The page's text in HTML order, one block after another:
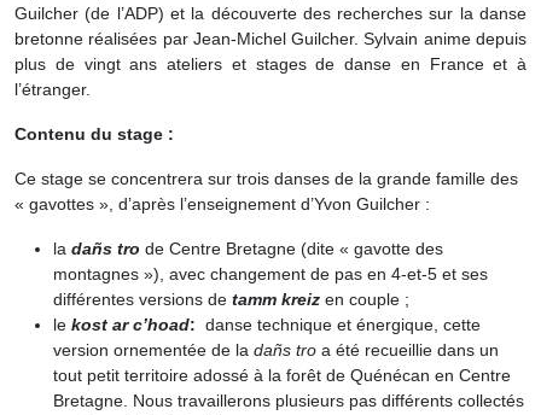
Guilcher (de l’ADP) et la découverte des recherches sur la danse
bretonne réalisées par Jean-Michel Guilcher. Sylvain anime depuis
plus de vingt ans ateliers et stages de danse en France et à
l’étranger.
Contenu du stage :
Ce stage se concentrera sur trois danses de la grande famille des
« gavottes », d’après l’enseignement d’Yvon Guilcher :
la dañs tro de Centre Bretagne (dite « gavotte des
montagnes »), avec changement de pas en 4-et-5 et ses
différentes versions de tamm kreiz en couple ;
le kost ar c’hoad: danse technique et énergique, cette
version ornementée de la dañs tro a été recueillie dans un
tout petit territoire adossé à la forêt de Quénécan en Centre
Bretagne. Nous travaillerons plusieurs pas différents collectés